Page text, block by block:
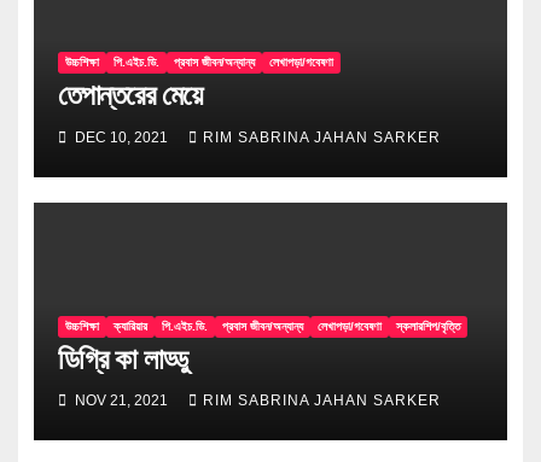
উচ্চশিক্ষা পি.এইচ.ডি. প্রবাস জীবন/অন্যান্য লেখাপড়া/গবেষণা
তেপান্তরের মেয়ে
DEC 10, 2021 RIM SABRINA JAHAN SARKER
উচ্চশিক্ষা ক্যারিয়ার পি.এইচ.ডি. প্রবাস জীবন/অন্যান্য লেখাপড়া/গবেষণা স্কলারশিপ/বৃত্তি
ডিগ্রি কা লাড্ডু
NOV 21, 2021 RIM SABRINA JAHAN SARKER